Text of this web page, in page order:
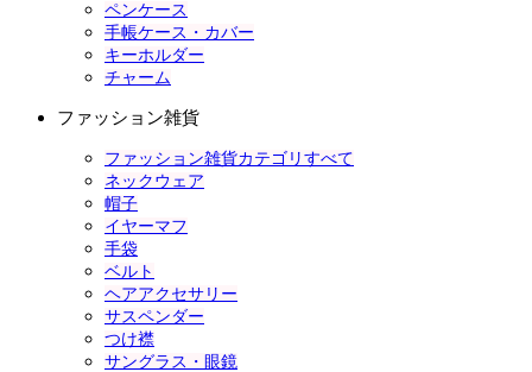
ペンケース
手帳ケース・カバー
キーホルダー
チャーム
ファッション雑貨
ファッション雑貨カテゴリすべて
ネックウェア
帽子
イヤーマフ
手袋
ベルト
ヘアアクセサリー
サスペンダー
つけ襟
サングラス・眼鏡